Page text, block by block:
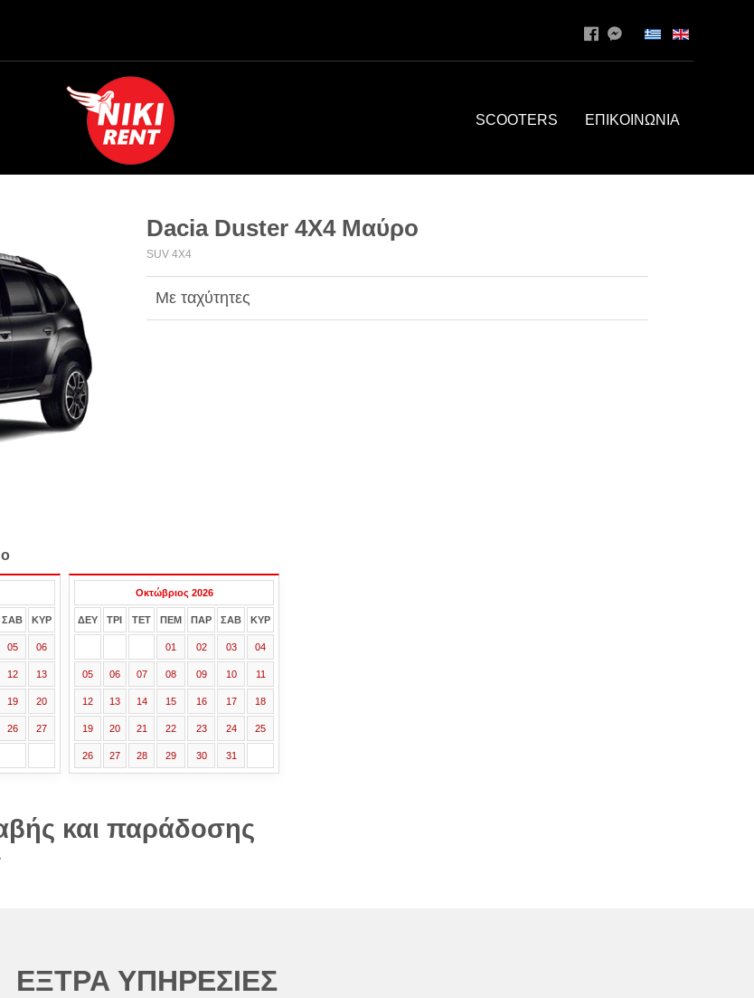
SCOOTERS ΕΠΙΚΟΙΝΩΝΙΑ
Dacia Duster 4X4 Μαύρο
SUV 4X4
Με ταχύτητες
ΣΑΒ ΚΥΡ
05 06
12 13
19 20
26 27
Οκτώβριος 2026
ΔΕΥ ΤΡΙ ΤΕΤ ΠΕΜ ΠΑΡ ΣΑΒ ΚΥΡ
01 02 03 04
05 06 07 08 09 10 11
12 13 14 15 16 17 18
19 20 21 22 23 24 25
26 27 28 29 30 31
και παράδοσης
ΕΞΤΡΑ ΥΠΗΡΕΣΙΕΣ